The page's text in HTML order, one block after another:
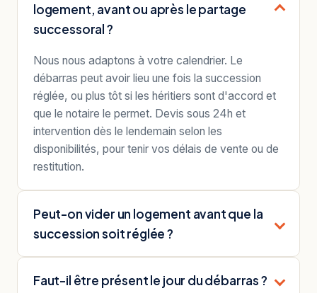
logement, avant ou après le partage
successoral ?
Nous nous adaptons à votre calendrier. Le
débarras peut avoir lieu une fois la succession
réglée, ou plus tôt si les héritiers sont d'accord et
que le notaire le permet. Devis sous 24h et
intervention dès le lendemain selon les
disponibilités, pour tenir vos délais de vente ou de
restitution.
Peut-on vider un logement avant que la
succession soit réglée ?
Faut-il être présent le jour du débarras ?